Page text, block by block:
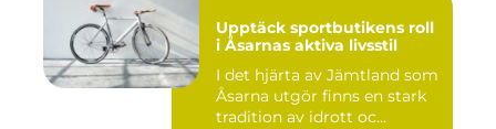
Upptäck sportbutikens roll
i Åsarnas aktiva livsstil
I det hjärta av Jämtland som
Åsarna utgör finns en stark
tradition av idrott oc...